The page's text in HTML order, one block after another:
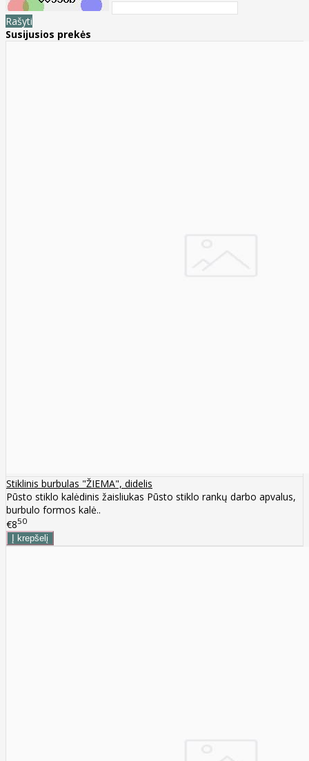
Rašyti
Susijusios prekės
Stiklinis burbulas "ŽIEMA", didelis
Pūsto stiklo kalėdinis žaisliukas Pūsto stiklo rankų darbo apvalus,
burbulo formos kalė..
€850